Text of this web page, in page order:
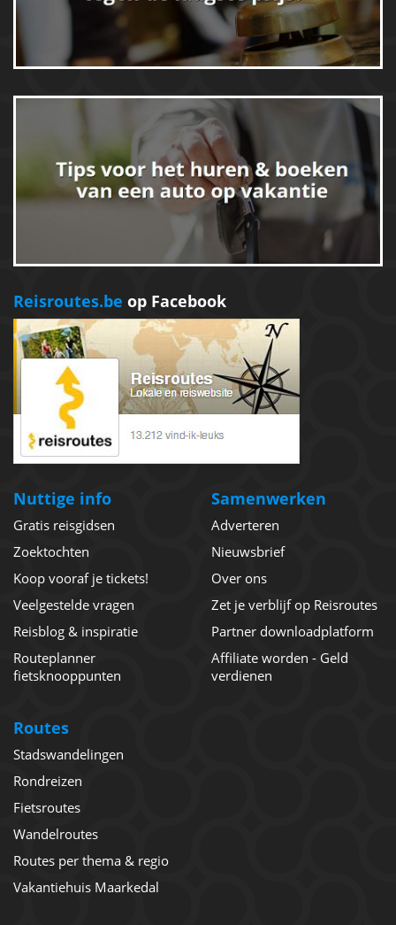
Reisroutes.be op Facebook
Nuttige info
Gratis reisgidsen
Zoektochten
Koop vooraf je tickets!
Veelgestelde vragen
Reisblog & inspiratie
Routeplanner
fietsknooppunten
Samenwerken
Adverteren
Nieuwsbrief
Over ons
Zet je verblijf op Reisroutes
Partner downloadplatform
Affiliate worden - Geld
verdienen
Routes
Stadswandelingen
Rondreizen
Fietsroutes
Wandelroutes
Routes per thema & regio
Vakantiehuis Maarkedal